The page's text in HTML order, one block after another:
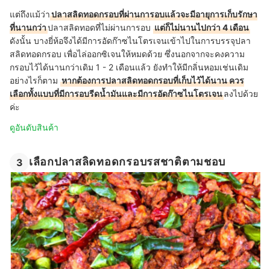
แต่ถึงแม้ว่าปลาสลิดทอดกรอบที่ผ่านการอบแล้วจะมีอายุการเก็บรักษา
ที่นานกว่าปลาสลิดทอดที่ไม่ผ่านการอบ แต่ก็ไม่นานไปกว่า 4 เดือน
ดังนั้น บางยี่ห้อจึงได้มีการอัดก๊าซไนโตรเจนเข้าไปในการบรรจุปลา
สลิดทอดกรอบ เพื่อไล่ออกซิเจนให้หมดด้วย ซึ่งนอกจากจะคงความ
กรอบไว้ได้นานกว่าเดิม 1 - 2 เดือนแล้ว ยังทำให้มีกลิ่นหอมเช่นเดิม
อย่างไรก็ตาม หากต้องการปลาสลิดทอดกรอบที่เก็บไว้ได้นาน ควร
เลือกทั้งแบบที่มีการอบรีดน้ำมันและมีการอัดก๊าซไนโตรเจนลงไปด้วย
ค่ะ
ดูอันดับสินค้า
3 เลือกปลาสลิดทอดกรอบรสชาติตามชอบ